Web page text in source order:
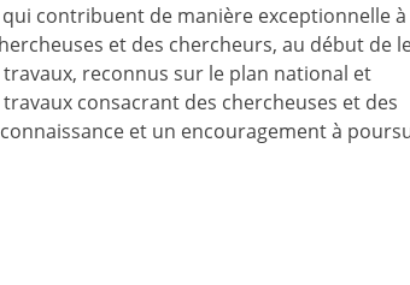
contribuent de manière exceptionnelle à
et des chercheurs, au début de
reconnus sur le plan national et
consacrant des chercheuses et des
et un encouragement à